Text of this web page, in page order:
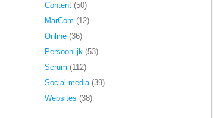
Content (50)
MarCom (12)
Online (36)
Persoonlijk (53)
Scrum (112)
Social media(39)
Websites (38)